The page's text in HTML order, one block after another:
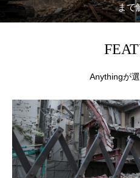
まで
Anythingが